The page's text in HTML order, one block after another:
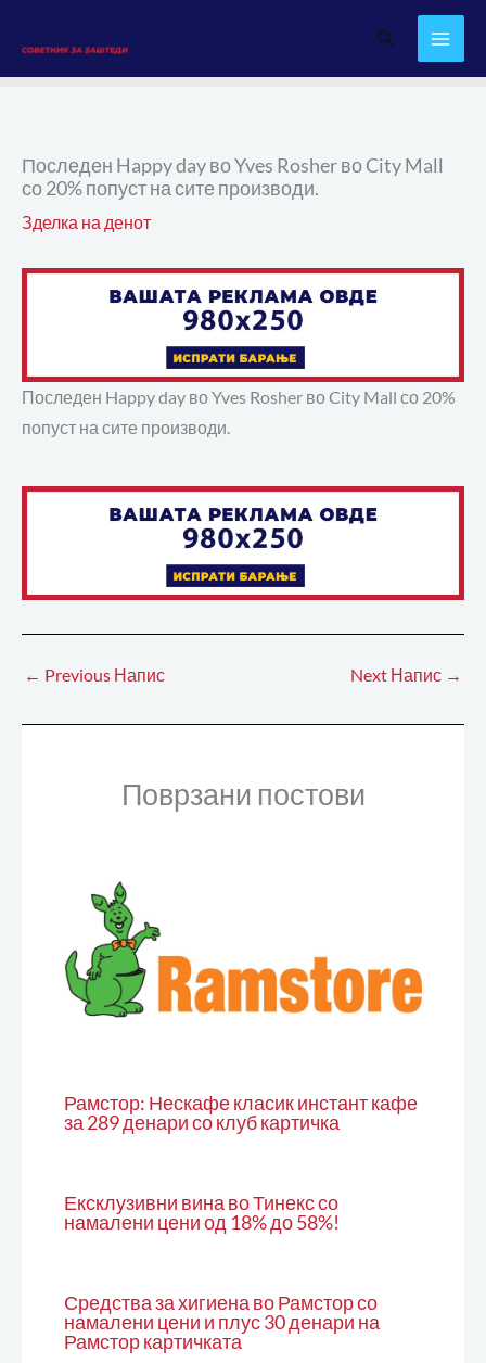
content
Search
Последен Happy day во Yves Rosher во City Mall
со 20% попуст на сите производи.
Зделка на денот
Последен Happy day во Yves Rosher во City Mall со 20%
попуст на сите производи.
← Previous Напис Next Напис →
Поврзани постови
Рамстор: Нескафе класик инстант кафе
за 289 денари со клуб картичка
Ексклузивни вина во Тинекс со
намалени цени од 18% до 58%!
Средства за хигиена во Рамстор со
намалени цени и плус 30 денари на
Рамстор картичката